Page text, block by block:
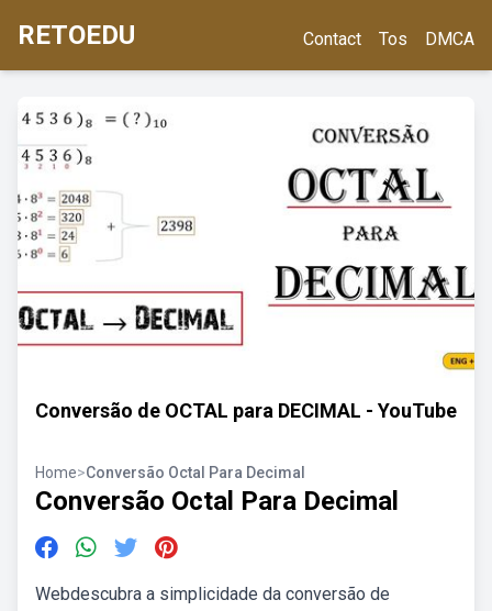
RETOEDU Contact Tos DMCA
Conversão de OCTAL para DECIMAL - YouTube
Home>Conversão Octal Para Decimal
Conversão Octal Para Decimal
Webdescubra a simplicidade da conversão de